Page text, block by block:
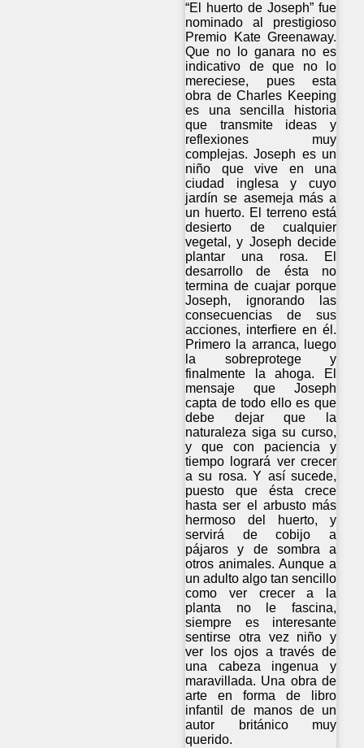
“El huerto de Joseph” fue
nominado al prestigioso
Premio Kate Greenaway.
Que no lo ganara no es
indicativo de que no lo
mereciese, pues esta
obra de Charles Keeping
es una sencilla historia
que transmite ideas y
reflexiones muy
complejas. Joseph es un
niño que vive en una
ciudad inglesa y cuyo
jardín se asemeja más a
un huerto. El terreno está
desierto de cualquier
vegetal, y Joseph decide
plantar una rosa. El
desarrollo de ésta no
termina de cuajar porque
Joseph, ignorando las
consecuencias de sus
acciones, interfiere en él.
Primero la arranca, luego
la sobreprotege y
finalmente la ahoga. El
mensaje que Joseph
capta de todo ello es que
debe dejar que la
naturaleza siga su curso,
y que con paciencia y
tiempo logrará ver crecer
a su rosa. Y así sucede,
puesto que ésta crece
hasta ser el arbusto más
hermoso del huerto, y
servirá de cobijo a
pájaros y de sombra a
otros animales. Aunque a
un adulto algo tan sencillo
como ver crecer a la
planta no le fascina,
siempre es interesante
sentirse otra vez niño y
ver los ojos a través de
una cabeza ingenua y
maravillada. Una obra de
arte en forma de libro
infantil de manos de un
autor británico muy
querido.